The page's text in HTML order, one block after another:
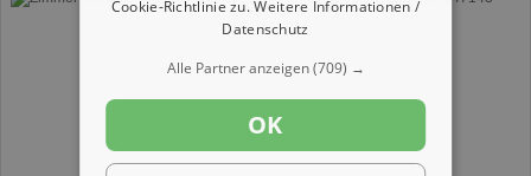
Cookie-Richtlinie zu.Weitere Informationen /
Datenschutz
Alle Partner anzeigen(709) →
OK